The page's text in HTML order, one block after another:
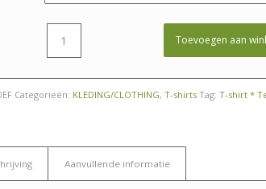
Toevoegen aan
Categorieën: KLEDING/CLOTHING, T-shirts Tag: T-shirt *
Aanvullende informatie